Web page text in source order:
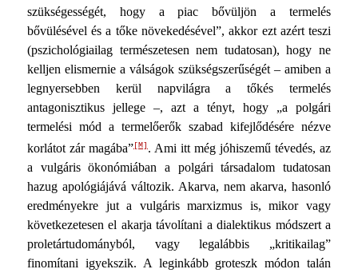
szükségességét, hogy a piac bővüljön a termelés
bővülésével és a tőke növe­kedésével”, akkor ezt azért teszi
(pszichológiailag természete­sen nem tudatosan), hogy ne
kelljen elismernie a válságok szükségszerűségét – amiben a
legnyersebben kerül napvilágra a tőkés termelés
antagonisztikus jellege –, azt a tényt, hogy „a polgári
termelési mód a termelőerők szabad kifejlődésére nézve
korlátot zár magába”[M] . Ami itt még jóhiszemű téve­dés, az
a vulgáris ökonómiában a polgári társadalom tuda­tosan
hazug apológiájává változik. Akarva, nem akarva, ha­sonló
eredményekre jut a vulgáris marxizmus is, mikor vagy
következetesen el akarja távolítani a dialektikus módszert a
proletártudományból, vagy legalábbis „kritikailag”
finomítani igyekszik. A leginkább groteszk módon talán